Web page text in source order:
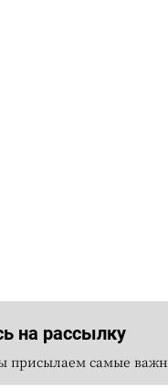
на рассылку
присылаем самые